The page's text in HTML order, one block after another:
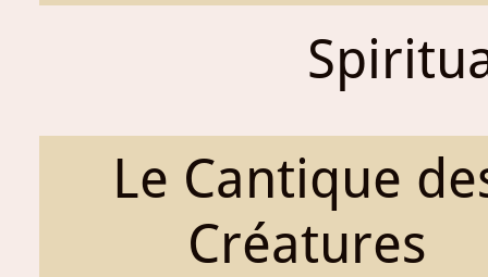
Le Cantique
Créatures